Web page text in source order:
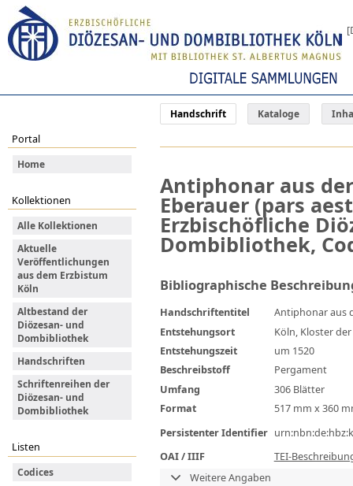
Handschrift Kataloge
Portal
Home
Kollektionen
Alle Kollektionen
Aktuelle
Veröffentlichungen
aus dem Erzbistum
Köln
Altbestand der
Diözesan- und
Dombibliothek
Handschriften
Schriftenreihen der
Diözesan- und
Dombibliothek
Listen
Codices
Antiphonar aus
Eberauer (pars
Erzbischöfliche
Dombibliothek,
Bibliographische
Handschriftentitel
Antiphonar aus
Entstehungsort
Köln, Kloster
Entstehungszeit
um 1520
Beschreibstoff
Pergament
Umfang
306 Blätter
Format
517 mm x 360
Persistenter Identifier
OAI / IIIF
TEI-
Weitere Angaben